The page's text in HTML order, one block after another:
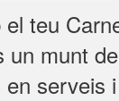
teu
un munt de
serveis